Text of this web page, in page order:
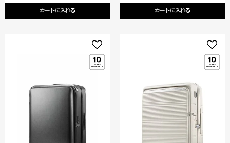
カートに入れる カートに入れる